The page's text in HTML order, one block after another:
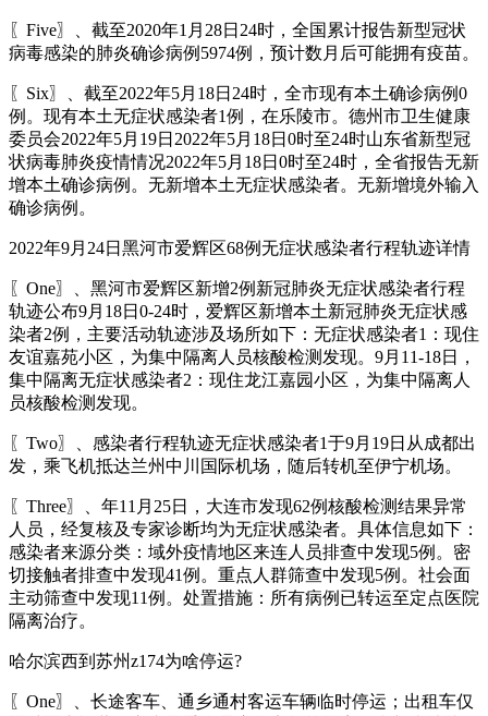
〖Five〗、截至2020年1月28日24时，全国累计报告新型冠状
病毒感染的肺炎确诊病例5974例，预计数月后可能拥有疫苗。
〖Six〗、截至2022年5月18日24时，全市现有本土确诊病例0
例。现有本土无症状感染者1例，在乐陵市。德州市卫生健康
委员会2022年5月19日2022年5月18日0时至24时山东省新型冠
状病毒肺炎疫情情况2022年5月18日0时至24时，全省报告无新
增本土确诊病例。无新增本土无症状感染者。无新增境外输入
确诊病例。
2022年9月24日黑河市爱辉区68例无症状感染者行程轨迹详情
〖One〗、黑河市爱辉区新增2例新冠肺炎无症状感染者行程
轨迹公布9月18日0-24时，爱辉区新增本土新冠肺炎无症状感
染者2例，主要活动轨迹涉及场所如下：无症状感染者1：现住
友谊嘉苑小区，为集中隔离人员核酸检测发现。9月11-18日，
集中隔离无症状感染者2：现住龙江嘉园小区，为集中隔离人
员核酸检测发现。
〖Two〗、感染者行程轨迹无症状感染者1于9月19日从成都出
发，乘飞机抵达兰州中川国际机场，随后转机至伊宁机场。
〖Three〗、年11月25日，大连市发现62例核酸检测结果异常
人员，经复核及专家诊断均为无症状感染者。具体信息如下：
感染者来源分类：域外疫情地区来连人员排查中发现5例。密
切接触者排查中发现41例。重点人群筛查中发现5例。社会面
主动筛查中发现11例。处置措施：所有病例已转运至定点医院
隔离治疗。
哈尔滨西到苏州z174为啥停运?
〖One〗、长途客车、通乡通村客运车辆临时停运；出租车仅